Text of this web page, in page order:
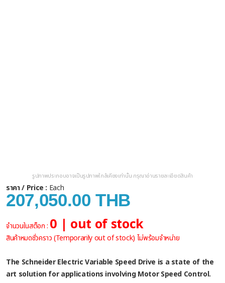
รูปภาพประกอบอาจเป็นรูปภาพใกล้เคียงเท่านั้น กรุณาอ่านรายละเอียดสินค้า
ราคา / Price : Each
207,050.00 THB
จำนวนในสต็อก : 0 | out of stock
สินค้าหมดชั่วคราว (Temporarily out of stock) ไม่พร้อมจำหน่าย
The Schneider Electric Variable Speed Drive is a state of the
art solution for applications involving Motor Speed Control.